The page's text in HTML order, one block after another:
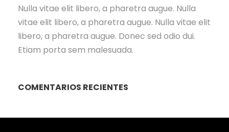
Nulla vitae elit libero, a pharetra augue. Nulla
vitae elit libero, a pharetra augue. Nulla vitae elit
libero, a pharetra augue. Donec sed odio dui.
Etiam porta sem malesuada.
COMENTARIOS RECIENTES